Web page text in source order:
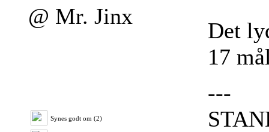
@ Mr. Jinx
Synes godt om (2)
Det
17
---